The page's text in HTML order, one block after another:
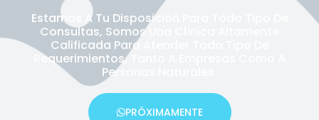
Estamos A Tu Disposición Para Todo Tipo De
Consultas, Somos Una Clínica Altamente
Calificada Para Atender Todo Tipo De
Requerimientos, Tanto A Empresas Como A
Personas Naturales.
PRÓXIMAMENTE